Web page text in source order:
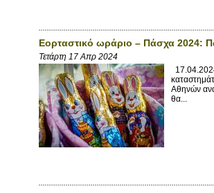
Εορταστικό ωράριο – Πάσχα 2024:
Τετάρτη 17 Απρ 2024
Αθηνών
θα...